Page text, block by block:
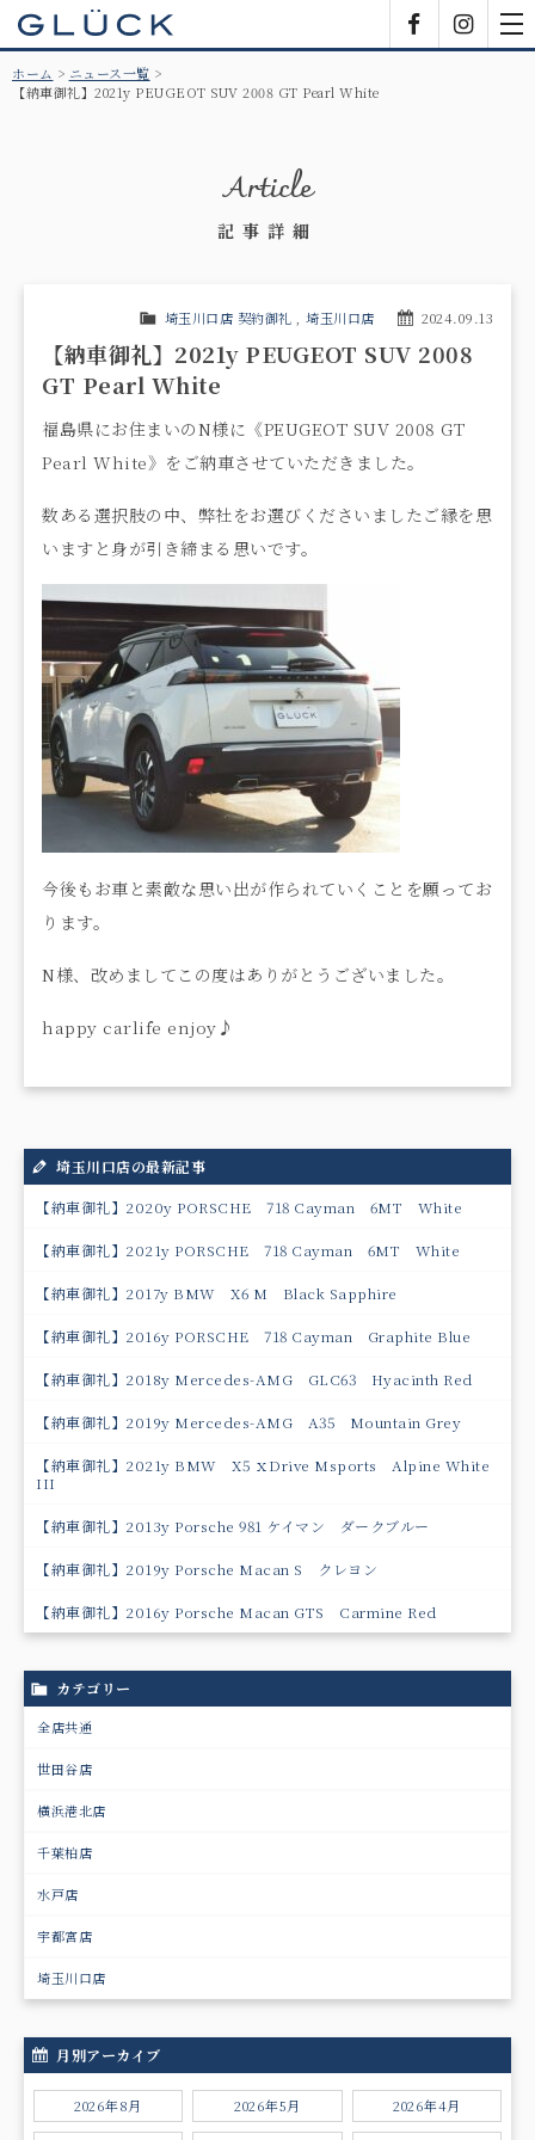
ホーム
ニュース一覧
【納車御礼】2021y PEUGEOT SUV 2008 GT Pearl White
Article
記事詳細
2024.09.13
埼玉川口店 契約御礼 埼玉川口店
【納車御礼】2021y PEUGEOT SUV 2008
GT Pearl White
福島県にお住まいのN様に《PEUGEOT SUV 2008 GT
Pearl White》をご納車させていただきました。
数ある選択肢の中、弊社をお選びくださいましたご縁を思
いますと身が引き締まる思いです。
今後もお車と素敵な思い出が作られていくことを願ってお
ります。
N様、改めましてこの度はありがとうございました。
happy carlife enjoy♪
埼玉川口店の最新記事
【納車御礼】2020y PORSCHE 718 Cayman 6MT White
【納車御礼】2021y PORSCHE 718 Cayman 6MT White
【納車御礼】2017y BMW X6 M Black Sapphire
【納車御礼】2016y PORSCHE 718 Cayman Graphite Blue
【納車御礼】2018y Mercedes-AMG GLC63 Hyacinth Red
【納車御礼】2019y Mercedes-AMG A35 Mountain Grey
【納車御礼】2021y BMW X5 ｘDrive Msports Alpine White
III
【納車御礼】2013y Porsche 981 ケイマン ダークブルー
【納車御礼】2019y Porsche Macan S クレヨン
【納車御礼】2016y Porsche Macan GTS Carmine Red
カテゴリー
全店共通
世田谷店
横浜港北店
千葉柏店
水戸店
宇都宮店
埼玉川口店
月別アーカイブ
2026年8月 2026年5月 2026年4月